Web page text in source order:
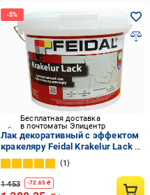
Бесплатная доставка
в почтоматы Эпицентр
Лак декоративный с эффектом
кракеляру Feidal Krakelur Lack 1
л
1
1 453 -72.65 ₴